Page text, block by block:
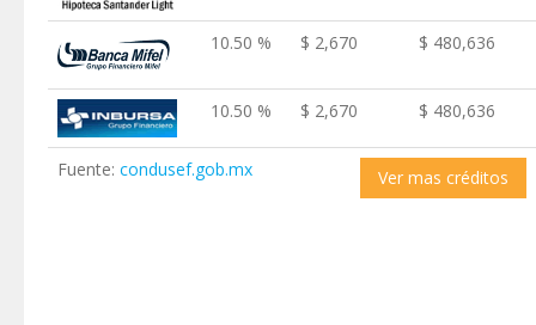
10.50 % $ 2,670 $ 480,636
10.50 % $ 2,670 $ 480,636
Fuente: condusef.gob.mx Ver mas créditos